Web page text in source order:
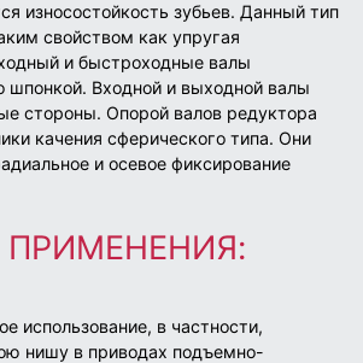
износостойкость зубьев. Данный тип
свойством как упругая
и быстроходные валы
шпонкой. Входной и выходной валы
стороны. Опорой валов редуктора
качения сферического типа. Они
и осевое фиксирование
использование, в частности,
нишу в приводах подъемно-